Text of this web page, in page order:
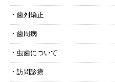
歯列矯正
歯周病
虫歯について
訪問診療